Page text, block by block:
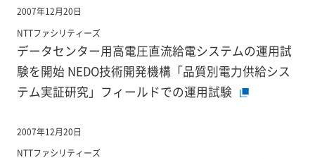
2007年12月20日
NTTファシリティーズ
データセンター用高電圧直流給電システムの運用試
験を開始 NEDO技術開発機構「品質別電力供給シス
テム実証研究」フィールドでの運用試験
2007年12月20日
NTTファシリティーズ